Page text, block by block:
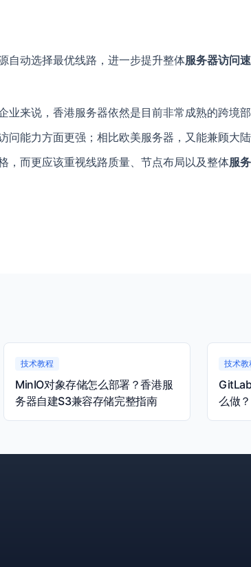
自动选择最优线路，进一步提升整体服务器访问
业来说，香港服务器依然是目前非常成熟的跨境
问能力方面更强；相比欧美服务器，又能兼顾大
，而更应该重视线路质量、节点布局以及整体服
技术教程
MinIO对象存储怎么部署？香港服
务器自建S3兼容存储完整指南
技术教
么做
完整